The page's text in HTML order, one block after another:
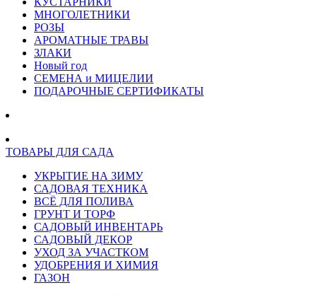
МНОГОЛЕТНИКИ
РОЗЫ
АРОМАТНЫЕ ТРАВЫ
ЗЛАКИ
Новый год
СЕМЕНА и МИЦЕЛИИ
ПОДАРОЧНЫЕ СЕРТИФИКАТЫ
ТОВАРЫ ДЛЯ САДА
УКРЫТИЕ НА ЗИМУ
САДОВАЯ ТЕХНИКА
ВСЁ ДЛЯ ПОЛИВА
ГРУНТ И ТОРФ
САДОВЫЙ ИНВЕНТАРЬ
САДОВЫЙ ДЕКОР
УХОД ЗА УЧАСТКОМ
УДОБРЕНИЯ И ХИМИЯ
ГАЗОН